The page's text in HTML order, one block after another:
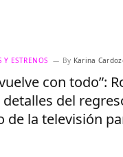
ESTRENOS By Karina
con todo”:
del
de la televisión